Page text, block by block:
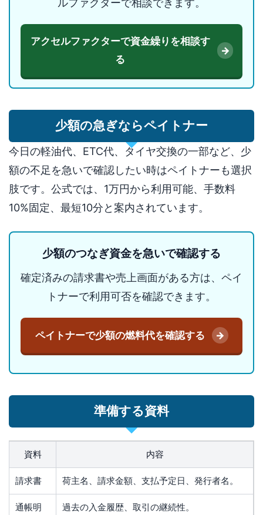
ルファクターで相談できます。
アクセルファクターで資金繰りを相談す
る
少額の急ぎならペイトナー
今日の軽油代、ETC代、タイヤ交換の一部など、少
額の不足を急いで確認したい時はペイトナーも選択
肢です。公式では、1万円から利用可能、手数料
10%固定、最短10分と案内されています。
少額のつなぎ資金を急いで確認する
確定済みの請求書や売上画面がある方は、ペイ
トナーで利用可否を確認できます。
ペイトナーで少額の燃料代を確認する
準備する資料
資料 内容
請求書 荷主名、請求金額、支払予定日、発行者名。
通帳明
過去の入金履歴、取引の継続性。